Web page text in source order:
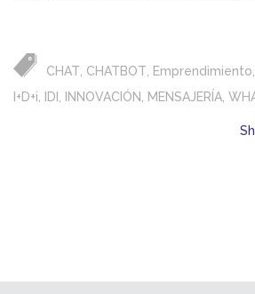
CHAT CHATBOT Emprendimiento
I+D+i
IDI INNOVACIÓN MENSAJERÍA